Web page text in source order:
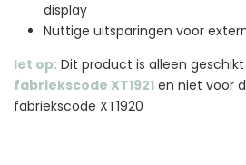
display
Nuttige uitsparingen voor
let op: Dit product is alleen
fabriekscode XT1921 en niet voor
fabriekscode XT1920